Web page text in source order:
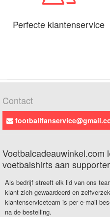
Perfecte klantenservice
Contact
Voetbalcadeauwinkel.com
voetbalshirts aan
Als bedrijf streeft elk lid van ons
klant zich gewaardeerd en
klantenserviceteam is per e-mail
na de bestelling.